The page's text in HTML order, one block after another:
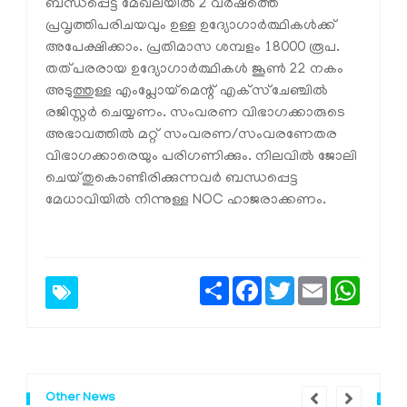
ബന്ധപ്പെട്ട മേഖലയിൽ 2 വർഷത്തെ
പ്രവൃത്തിപരിചയവും ഉള്ള ഉദ്യോഗാർത്ഥികൾക്ക്
അപേക്ഷിക്കാം. പ്രതിമാസ ശമ്പളം 18000 രൂപ.
തത്പരരായ ഉദ്യോഗാർത്ഥികൾ ജൂൺ 22 നകം
അടുത്തുള്ള എംപ്ലോയ്‌മെന്റ് എക്‌സ്‌ചേഞ്ചിൽ
രജിസ്റ്റർ ചെയ്യണം. സംവരണ വിഭാഗക്കാരുടെ
അഭാവത്തിൽ മറ്റ് സംവരണ/സംവരണേതര
വിഭാഗക്കാരെയും പരിഗണിക്കും. നിലവിൽ ജോലി
ചെയ്തുകൊണ്ടിരിക്കുന്നവർ ബന്ധപ്പെട്ട
മേധാവിയിൽ നിന്നുള്ള NOC ഹാജരാക്കണം.
ShareFacebook
TwitterEmail
Other News